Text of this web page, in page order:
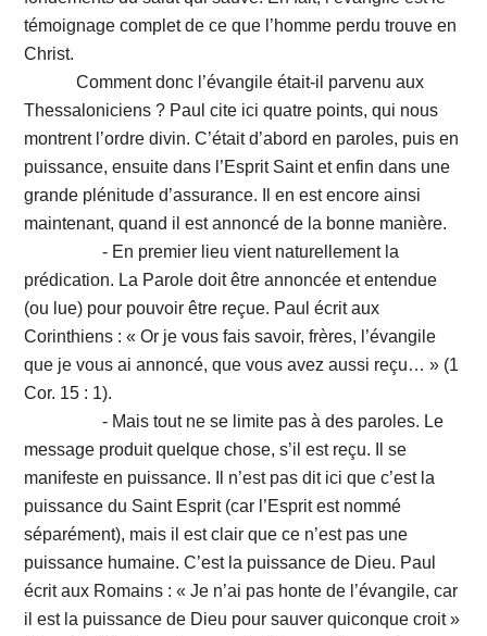
témoignage complet de ce que l’homme perdu trouve en
Christ.
Comment donc l’évangile était-il parvenu aux
Thessaloniciens ? Paul cite ici quatre points, qui nous
montrent l’ordre divin. C’était d’abord en paroles, puis en
puissance, ensuite dans l’Esprit Saint et enfin dans une
grande plénitude d’assurance. Il en est encore ainsi
maintenant, quand il est annoncé de la bonne manière.
- En premier lieu vient naturellement la
prédication. La Parole doit être annoncée et entendue
(ou lue) pour pouvoir être reçue. Paul écrit aux
Corinthiens : « Or je vous fais savoir, frères, l’évangile
que je vous ai annoncé, que vous avez aussi reçu… » (1
Cor. 15 : 1).
- Mais tout ne se limite pas à des paroles. Le
message produit quelque chose, s’il est reçu. Il se
manifeste en puissance. Il n’est pas dit ici que c’est la
puissance du Saint Esprit (car l’Esprit est nommé
séparément), mais il est clair que ce n’est pas une
puissance humaine. C’est la puissance de Dieu. Paul
écrit aux Romains : « Je n’ai pas honte de l’évangile, car
il est la puissance de Dieu pour sauver quiconque croit »